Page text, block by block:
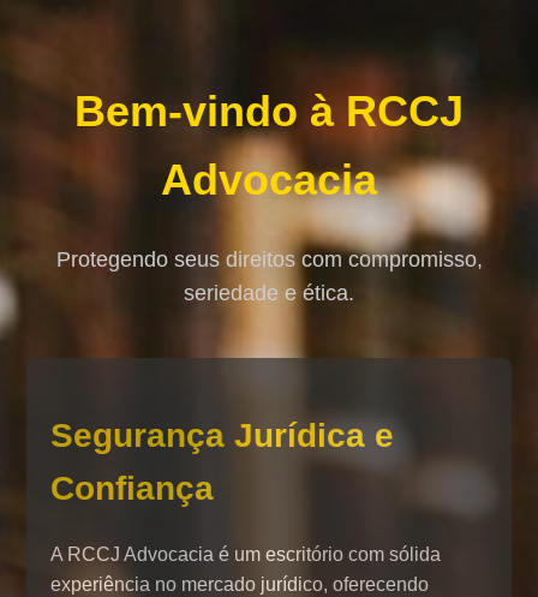
Bem-vindo à RCCJ
Advocacia
Protegendo seus direitos com compromisso,
seriedade e ética.
Segurança Jurídica e
Confiança
A RCCJ Advocacia é um escritório com sólida
experiência no mercado jurídico, oferecendo